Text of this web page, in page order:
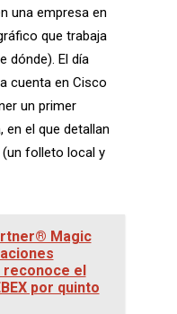
una empresa en
que trabaja
dónde). El día
cuenta en Cisco
un primer
el que detallan
folleto local y
Magic
reconoce el
por quinto